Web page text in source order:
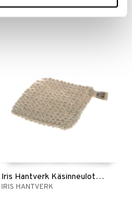
3,10 €
Iris Hantverk Käsinneulottu Patalappu
IRIS HANTVERK